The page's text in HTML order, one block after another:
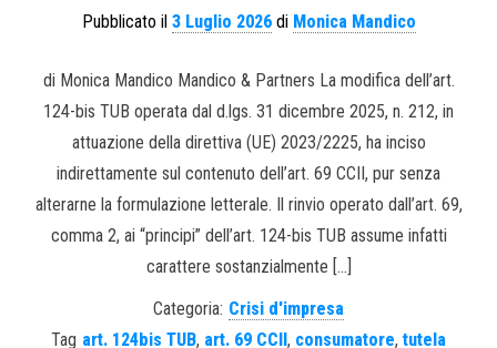
Pubblicato il 3 Luglio 2026di Monica Mandico
di Monica Mandico Mandico & Partners La modifica dell’art.
124-bis TUB operata dal d.lgs. 31 dicembre 2025, n. 212, in
attuazione della direttiva (UE) 2023/2225, ha inciso
indirettamente sul contenuto dell’art. 69 CCII, pur senza
alterarne la formulazione letterale. Il rinvio operato dall’art. 69,
comma 2, ai “principi” dell’art. 124-bis TUB assume infatti
carattere sostanzialmente […]
Categoria: Crisi d'impresa
Tag art. 124bis TUB, art. 69 CCII , consumatore, tutela